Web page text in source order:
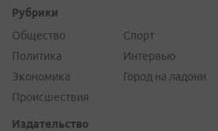
Рубрики
Общество
Политика
Экономика
Происшествия
Спорт
Интервью
Город на ладони
Издательство